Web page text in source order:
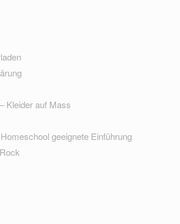
Kleider auf Mass
geeignete Einführung